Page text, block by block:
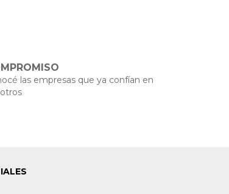
las empresas que ya confían en